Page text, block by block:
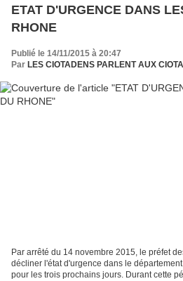
ETAT D'URGENCE DANS
RHONE
Publié le 14/11/2015 à 20:47
Par LES CIOTADENS PARLENT AUX
Par arrêté du 14 novembre 2015, le préfet
décliner l'état d'urgence dans le
pour les trois prochains jours. Durant cette